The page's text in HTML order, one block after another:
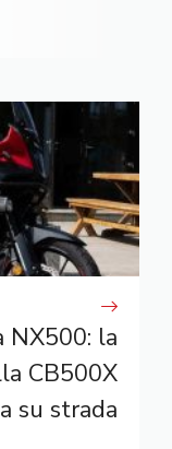
NX500: la
CB500X
su strada